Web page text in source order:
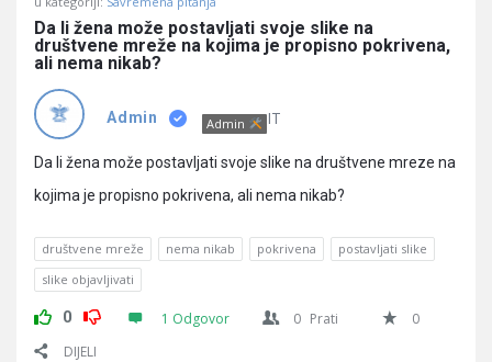
Latest
Pitanja
Da li žena može postavljati svoje slike na
društvene mreže na kojima je propisno pokrivena,
ali nema nikab?
Admin Admin IT
Da li žena može postavljati svoje slike na društvene mreze na
kojima je propisno pokrivena, ali nema nikab?
društvene mreže nema nikab pokrivena
postavljati slike
slike objavljivati
0 1 Odgovor 0 Prati
0
DIJELI